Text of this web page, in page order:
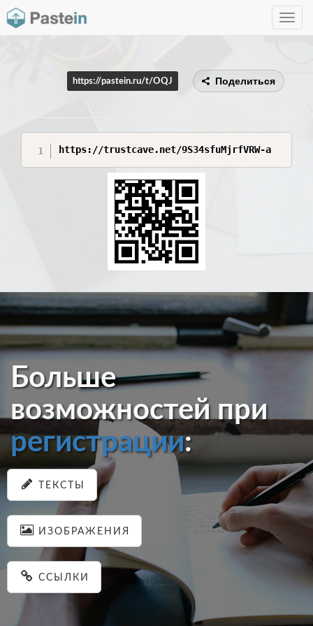
Toggle
https://pastein.ru/t/OQJ Поделиться
https://trustcave.net/9S34sfuMjrfVRW-a
Больше
возможностей при
регистрации:
ТЕКСТЫ
ИЗОБРАЖЕНИЯ
ССЫЛКИ